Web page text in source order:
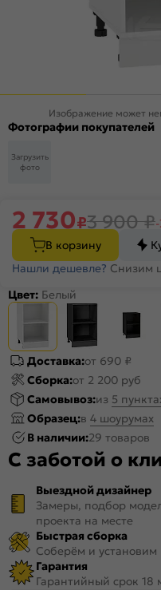
Изображение может
Фотографии покупателей
Загрузить
фото
2 730₽3 900₽
В корзину
Нашли дешевле? Снизим
Цвет: Белый
Доставка:от 690 ₽
Сборка:от 2 200 руб
Самовывоз:из 5
Образец:в 4 шоурумах
В наличии:29 товаров
С заботой о
Выездной дизайнер
Замеры, подбор
проекта на месте
Быстрая сборка
Соберём и установим
Гарантия
Гарантийный срок 18